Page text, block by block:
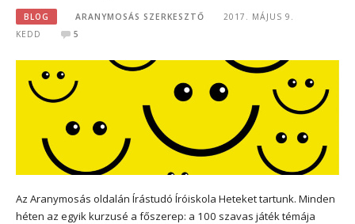
BLOG ARANYMOSÁS SZERKESZTŐ
2017. MÁJUS 9.
KEDD
5
Az Aranymosás oldalán Írástudó Íróiskola Heteket tartunk. Minden
héten az egyik kurzusé a főszerep: a 100 szavas játék témája